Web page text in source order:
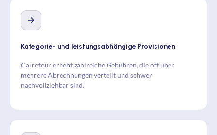
Kategorie- und leistungsabhängige Provisionen
Carrefour erhebt zahlreiche Gebühren, die oft über
mehrere Abrechnungen verteilt und schwer
nachvollziehbar sind.